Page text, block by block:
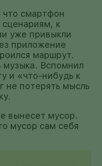
что смартфон
к
уже привыкли
приложение
маршрут.
Вспомнил
и «что-нибудь к
не потерять мысль
вынесет мусор.
мусор сам себя